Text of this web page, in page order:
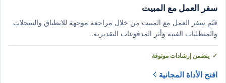
سفر العمل مع المبيت
قيّم سفر العمل مع المبيت من خلال مراجعة موجهة للانطباق والسجلات
والمتطلبات الفنية وأثر المدفوعات التقديرية.
يتضمن إرشادات موثوقة
افتح الأداة المجانية